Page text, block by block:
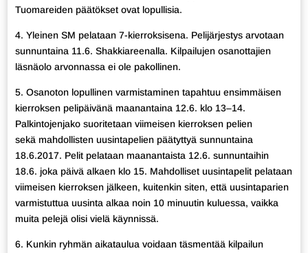
Tuomareiden päätökset ovat lopullisia.
4. Yleinen SM pelataan 7-kierroksisena. Pelijärjestys arvotaan
sunnuntaina 11.6. Shakkiareenalla. Kilpailujen osanottajien
läsnäolo arvonnassa ei ole pakollinen.
5. Osanoton lopullinen varmistaminen tapahtuu ensimmäisen
kierroksen pelipäivänä maanantaina 12.6. klo 13–14.
Palkintojenjako suoritetaan viimeisen kierroksen pelien
sekä mahdollisten uusintapelien päätyttyä sunnuntaina
18.6.2017. Pelit pelataan maanantaista 12.6. sunnuntaihin
18.6. joka päivä alkaen klo 15. Mahdolliset uusintapelit pelataan
viimeisen kierroksen jälkeen, kuitenkin siten, että uusintaparien
varmistuttua uusinta alkaa noin 10 minuutin kuluessa, vaikka
muita pelejä olisi vielä käynnissä.
6. Kunkin ryhmän aikataulua voidaan täsmentää kilpailun